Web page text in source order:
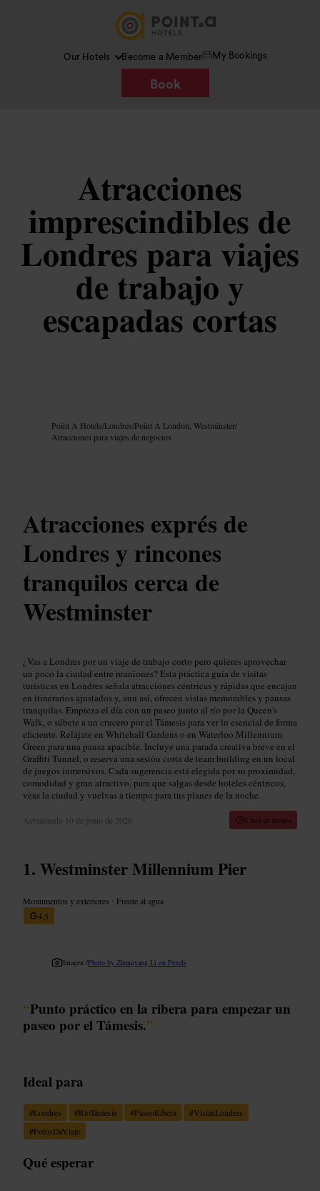
Our Hotels Become a Member My Bookings
Book
Atracciones
imprescindibles de
Londres para viajes
de trabajo y
escapadas cortas
Point A Hotels/Londres/Point A London, Westminster/
Atracciones para viajes de negocios
Atracciones exprés de
Londres y rincones
tranquilos cerca de
Westminster
¿Vas a Londres por un viaje de trabajo corto pero quieres aprovechar
un poco la ciudad entre reuniones? Esta práctica guía de visitas
turísticas en Londres señala atracciones céntricas y rápidas que encajan
en itinerarios ajustados y, aun así, ofrecen vistas memorables y pausas
tranquilas. Empieza el día con un paseo junto al río por la Queen's
Walk, o súbete a un crucero por el Támesis para ver lo esencial de forma
eficiente. Relájate en Whitehall Gardens o en Waterloo Millennium
Green para una pausa apacible. Incluye una parada creativa breve en el
Graffiti Tunnel, o reserva una sesión corta de team building en un local
de juegos inmersivos. Cada sugerencia está elegida por su proximidad,
comodidad y gran atractivo, para que salgas desde hoteles céntricos,
veas la ciudad y vuelvas a tiempo para tus planes de la noche.
Actualizado 10 de junio de 2026 8 min de lectura
Westminster Millennium Pier
Monumentos y exteriores • Frente al agua
4,5
Imagen /Photo by Zhengyang Li on Pexels
“Punto práctico en la ribera para empezar un
paseo por el Támesis.”
Ideal para
#Londres #RíoTámesis #PaseoRibera #VistasLondres
#FotosDeViaje
Qué esperar